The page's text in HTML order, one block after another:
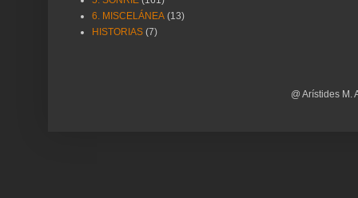
6. MISCELÁNEA (13)
HISTORIAS (7)
@ Arístides M.